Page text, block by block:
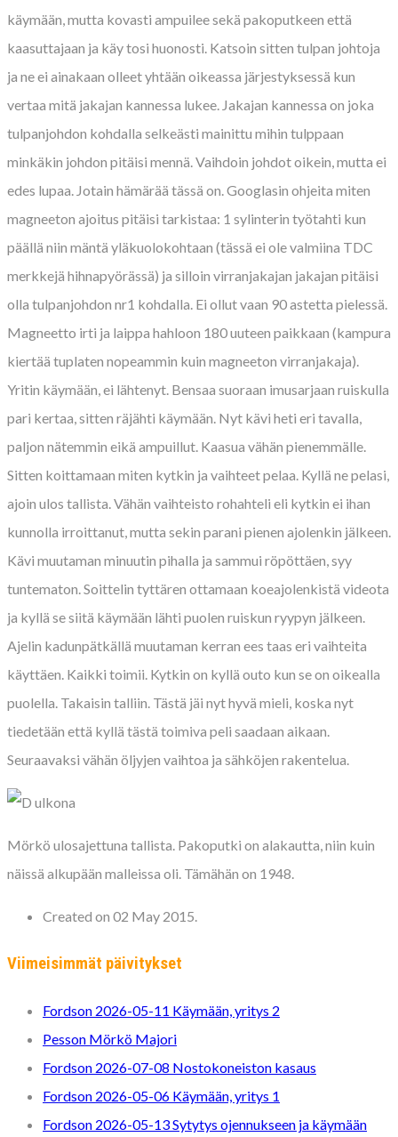
käymään, mutta kovasti ampuilee sekä pakoputkeen että
kaasuttajaan ja käy tosi huonosti. Katsoin sitten tulpan johtoja
ja ne ei ainakaan olleet yhtään oikeassa järjestyksessä kun
vertaa mitä jakajan kannessa lukee. Jakajan kannessa on joka
tulpanjohdon kohdalla selkeästi mainittu mihin tulppaan
minkäkin johdon pitäisi mennä. Vaihdoin johdot oikein, mutta ei
edes lupaa. Jotain hämärää tässä on. Googlasin ohjeita miten
magneeton ajoitus pitäisi tarkistaa: 1 sylinterin työtahti kun
päällä niin mäntä yläkuolokohtaan (tässä ei ole valmiina TDC
merkkejä hihnapyörässä) ja silloin virranjakajan jakajan pitäisi
olla tulpanjohdon nr1 kohdalla. Ei ollut vaan 90 astetta pielessä.
Magneetto irti ja laippa hahloon 180 uuteen paikkaan (kampura
kiertää tuplaten nopeammin kuin magneeton virranjakaja).
Yritin käymään, ei lähtenyt. Bensaa suoraan imusarjaan ruiskulla
pari kertaa, sitten räjähti käymään. Nyt kävi heti eri tavalla,
paljon nätemmin eikä ampuillut. Kaasua vähän pienemmälle.
Sitten koittamaan miten kytkin ja vaihteet pelaa. Kyllä ne pelasi,
ajoin ulos tallista. Vähän vaihteisto rohahteli eli kytkin ei ihan
kunnolla irroittanut, mutta sekin parani pienen ajolenkin jälkeen.
Kävi muutaman minuutin pihalla ja sammui röpöttäen, syy
tuntematon. Soittelin tyttären ottamaan koeajolenkistä videota
ja kyllä se siitä käymään lähti puolen ruiskun ryypyn jälkeen.
Ajelin kadunpätkällä muutaman kerran ees taas eri vaihteita
käyttäen. Kaikki toimii. Kytkin on kyllä outo kun se on oikealla
puolella. Takaisin talliin. Tästä jäi nyt hyvä mieli, koska nyt
tiedetään että kyllä tästä toimiva peli saadaan aikaan.
Seuraavaksi vähän öljyjen vaihtoa ja sähköjen rakentelua.
Mörkö ulosajettuna tallista. Pakoputki on alakautta, niin kuin
näissä alkupään malleissa oli. Tämähän on 1948.
Created on 02 May 2015.
Viimeisimmät päivitykset
Fordson 2026-05-11 Käymään, yritys 2
Pesson Mörkö Majori
Fordson 2026-07-08 Nostokoneiston kasaus
Fordson 2026-05-06 Käymään, yritys 1
Fordson 2026-05-13 Sytytys ojennukseen ja käymään